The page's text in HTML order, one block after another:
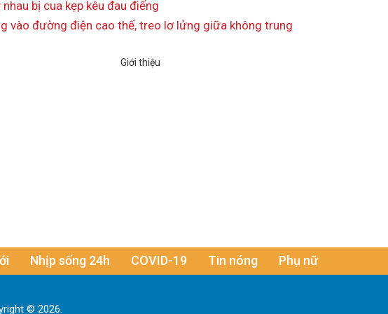
bị cua kẹp kêu đau điếng
vào đường điện cao thế, treo lơ lửng giữa không trung
Nhịp sống 24h COVID-19 Tin nóng Phụ nữ
© 2026.